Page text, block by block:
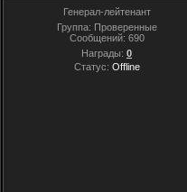
Генерал-лейтенант
Группа: Проверенные
Сообщений: 690
Награды: 0
Статус: Offline